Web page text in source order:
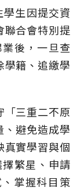
生因提交資
聯合會特別提
後，一旦查
學籍、追繳學
「三重二不原
避免造成學
真實學習與個
繁星、申請
掌握科目策